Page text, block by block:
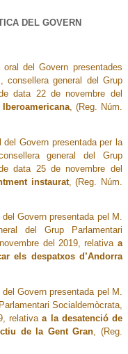
DEL GOVERN
del Govern presentades
general del Grup
data 22 de novembre del
, (Reg. Núm.
Govern presentada per la
general del Grup
data 25 de novembre del
instaurat, (Reg. Núm.
Govern presentada pel M.
del Grup Parlamentari
del 2019, relativaa
els despatxos d’Andorra
Govern presentada pel M.
Socialdemòcrata,
relativaa la desatenció de
de la Gent Gran, (Reg.